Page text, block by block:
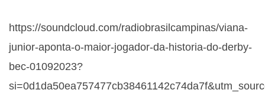
https://soundcloud.com/radiobrasilcampinas/viana-
junior-aponta-o-maior-jogador-da-historia-do-derby-
bec-01092023?